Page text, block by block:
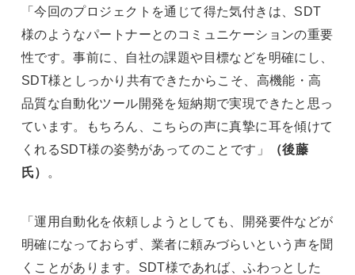
「今回のプロジェクトを通じて得た気付きは、SDT
様のようなパートナーとのコミュニケーションの重要
性です。事前に、自社の課題や目標などを明確にし、
SDT様としっかり共有できたからこそ、高機能・高
品質な自動化ツール開発を短納期で実現できたと思っ
ています。もちろん、こちらの声に真摯に耳を傾けて
くれるSDT様の姿勢があってのことです」
（後藤
氏）
。
「運用自動化を依頼しようとしても、開発要件などが
明確になっておらず、業者に頼みづらいという声を聞
くことがあります。SDT様であれば、ふわっとした